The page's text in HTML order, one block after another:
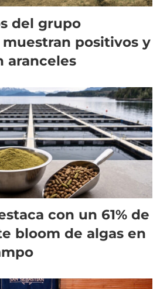
del grupo
positivos y
aranceles
con un 61% de
bloom de algas en